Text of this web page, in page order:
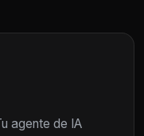
agente de IA